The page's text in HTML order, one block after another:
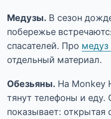
Медузы. В сезон
побережье
спасателей. Про медуз
отдельный материал.
Обезьяны. На Monkey
тянут телефоны и
показывает: